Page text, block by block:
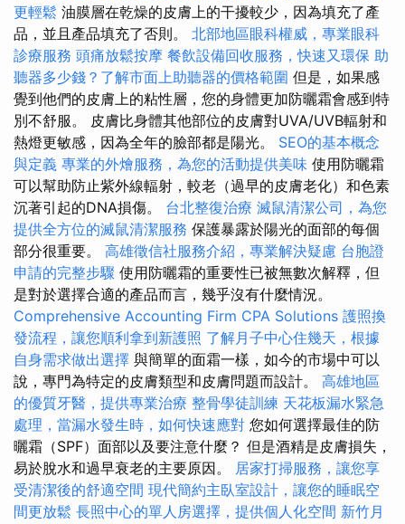
更輕鬆 油膜層在乾燥的皮膚上的干擾較少，因為填充了產
品，並且產品填充了否則。 北部地區眼科權威，專業眼科
診療服務 頭痛放鬆按摩 餐飲設備回收服務，快速又環保 助
聽器多少錢？了解市面上助聽器的價格範圍 但是，如果感
覺到他們的皮膚上的粘性層，您的身體更加防曬霜會感到特
別不舒服。 皮膚比身體其他部位的皮膚對UVA/UVB輻射和
熱燈更敏感，因為全年的臉部都是陽光。 SEO的基本概念
與定義 專業的外燴服務，為您的活動提供美味 使用防曬霜
可以幫助防止紫外線輻射，較老（過早的皮膚老化）和色素
沉著引起的DNA損傷。 台北整復治療 滅鼠清潔公司，為您
提供全方位的滅鼠清潔服務 保護暴露於陽光的面部的每個
部分很重要。 高雄徵信社服務介紹，專業解決疑慮 台胞證
申請的完整步驟 使用防曬霜的重要性已被無數次解釋，但
是對於選擇合適的產品而言，幾乎沒有什麼情況。
Comprehensive Accounting Firm CPA Solutions 護照換
發流程，讓您順利拿到新護照 了解月子中心住幾天，根據
自身需求做出選擇 與簡單的面霜一樣，如今的市場中可以
說，專門為特定的皮膚類型和皮膚問題而設計。 高雄地區
的優質牙醫，提供專業治療 整骨學徒訓練 天花板漏水緊急
處理，當漏水發生時，如何快速應對 您如何選擇最佳的防
曬霜（SPF）面部以及要注意什麼？ 但是酒精是皮膚損失，
易於脫水和過早衰老的主要原因。 居家打掃服務，讓您享
受清潔後的舒適空間 現代簡約主臥室設計，讓您的睡眠空
間更放鬆 長照中心的單人房選擇，提供個人化空間 新竹月